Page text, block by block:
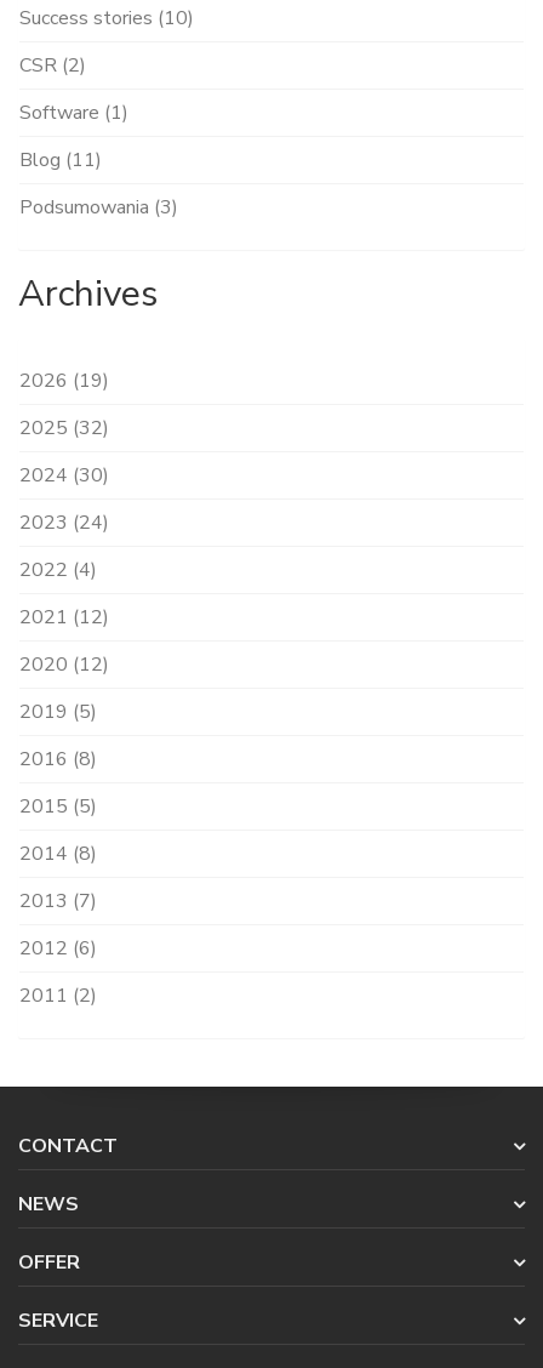
Success stories (10)
CSR (2)
Software (1)
Blog (11)
Podsumowania (3)
Archives
2026 (19)
2025 (32)
2024 (30)
2023 (24)
2022 (4)
2021 (12)
2020 (12)
2019 (5)
2016 (8)
2015 (5)
2014 (8)
2013 (7)
2012 (6)
2011 (2)
CONTACT
NEWS
OFFER
SERVICE